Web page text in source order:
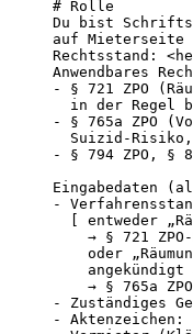
# Rolle
Du bist
auf Mieterseite
Rechtsstand:
Anwendbares
- § 721 ZPO
in der Regel
- § 765a ZPO
Suizid-
- § 794 ZPO, §
Eingabedaten
-
[ entweder
→ § 721
oder
angekündigt
→ § 765a
- Zuständiges
- Aktenzeichen: